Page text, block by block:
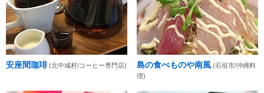
安座間珈琲 (北中城村/コーヒー専門店) 島の食べものや南風 (石垣市/沖縄料
理)